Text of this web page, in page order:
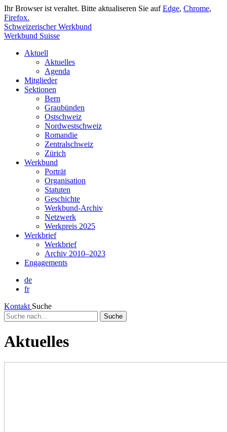
Ihr Browser ist veraltet. Bitte aktualiseren Sie aufEdge, Chrome,
Firefox.
Schweizerischer Werkbund
Werkbund Suisse
Aktuell
Aktuelles
Agenda
Mitglieder
Sektionen
Bern
Graubünden
Ostschweiz
Nordwestschweiz
Romandie
Zentralschweiz
Zürich
Werkbund
Porträt
Organisation
Statuten
Geschichte
Werkbund-Archiv
Netzwerk
Werkpreis 2025
Werkbrief
Werkbrief
Archiv 2010–2023
Engagements
de
fr
Kontakt Suche
Suche
nach...
Aktuelles